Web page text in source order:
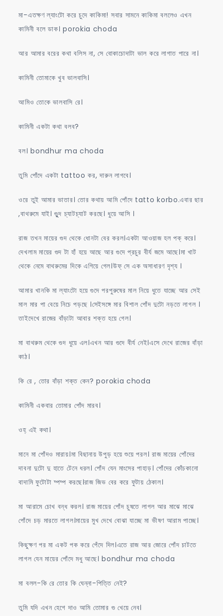
মা-এতক্ষণ ল্যাংটো করে চুদে কাকিমা! সবার সামনে কাকিমা বললেও এখন
কামিনী বলে ডাক। porokia choda
আর আমার বরের কথা বলিস না, সে বোকাচোদাটা ভাল করে লাগাত পারে না।
কামিনী তোমাকে খুব ভালবাসি।
আমিও তোকে ভালবাসি রে।
কামিনী একটা কথা বলব?
বল। bondhur ma choda
তুমি পোঁদে একটা tattoo কর, দারুন লাগবে।
ওরে তুই আমার ভাতার। তোর কথায় আমি পোঁদে tatto korbo.এবার ছার
,বাথরুমে যাই। গুুুদ চ্যাটচ্যাট করছে। ধুয়ে আসি ।
রাজ তখন মায়ের গুদ থেকে ধোনটা বের করল।একটা আওয়াজ হল পক্ করে।
দেখলাম মায়ের গুদ টা হাঁ হয়ে আছে আর গুদে প্রচুর বীর্য জমে আছে।মা খাট
থেকে নেমে বাথরুমের দিকে এগিয়ে গেল।উফ্ সে এক অসাধারণ দৃশ্য ।
আমার খানকি মা ল্যাংটো হয়ে গুদে পরপুরুষের মাল নিয়ে ধুতে যাচ্ছে আর সেই
মাল মার পা বেয়ে নিচে পড়ছে ।সেইসঙ্গে মার বিশাল পোঁদ দুটো নড়তে লাগল ।
তাইদেখে রাজের বাঁড়াটা আবার শক্ত হয়ে গেল।
মা বাথরুম থেকে গুদ ধুয়ে এল।এখন আর গুদে বীর্য নেই।এসে দেখে রাজের বাঁড়া
কাঠ।
কি রে , তোর বাঁড়া শক্ত কেন? porokia choda
কামিনী একবার তোমার পোঁদ মারব।
ওহ্ এই কথা।
মানে মা পোঁদও মারায়।মা বিছানায় উপুড় হয়ে শুয়ে পরল। রাজ মায়ের পোঁদের
দাবনা দুটো দু হাতে টেনে ধরল। পোঁদ যেন মাংসের পাহাড়। পোঁদের কোঁচকানো
বাদামি ফুটোটা দ্পদ্প করছে।রাজ জিভ বের করে ফুটায় ঠেকাল।
মা আরামে চোখ বন্ধ করল। রাজ মায়ের পোঁদ চুষতে লাগল আর মাঝে মাঝে
পোঁদে চড় মারতে লাগল।মায়ের মুখ দেখে বোঝা যাচ্ছে মা ভীষণ আরাম পাচ্ছে।
কিছুক্ষণ পর মা একট পক করে পেঁদে দিল।এতে রাজ আর জোরে পোঁদ চাটতে
লাগল যেন মায়ের পোঁদে মধু আছে। bondhur ma choda
মা বলল-কি রে তোর কি ঘেন্না-পিত্তি নেই?
তুমি যদি এখন হেগে দাও আমি তোমার গু খেয়ে নেব।